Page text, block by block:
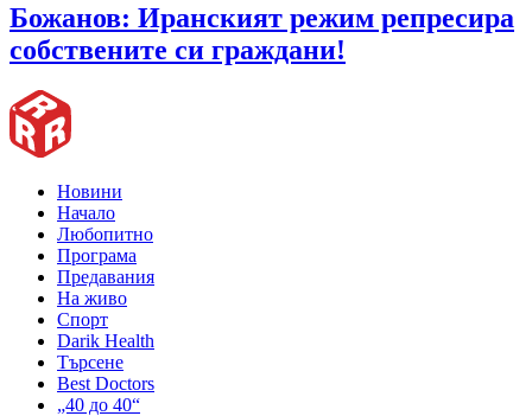
Божанов: Иранският режим репресира
собствените си граждани!
Новини
Начало
Любопитно
Програма
Предавания
На живо
Спорт
Darik Health
Търсене
Best Doctors
„40 до 40“